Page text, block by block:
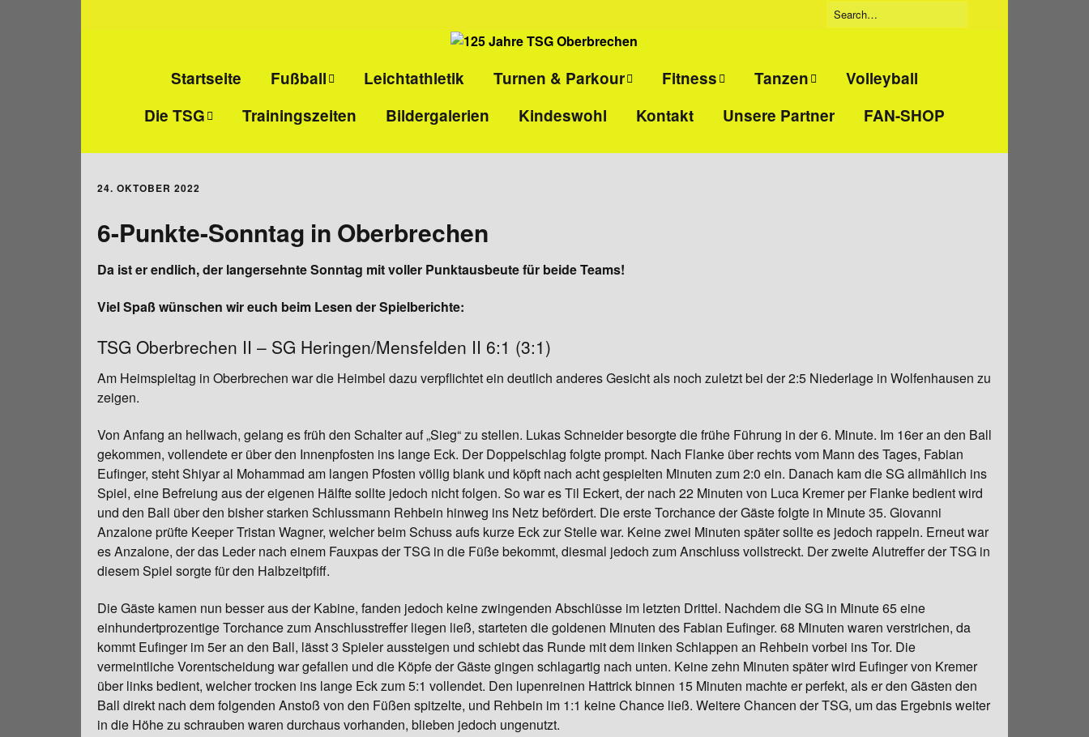
Startseite Fußball
Senioren-Fußball
Leichtathletik Turnen & Parkour
Eltern-Kind-Turnen
Fitness
Kinder-
Gymnastik
Tanzen
Tanzgruppe
Volleyball
Die TSG
Wir über uns
Abteilungs- und
Vereinsheim
Sportanlage
Chronik
Trainingszeiten Bildergalerien Kindeswohl Kontakt Unsere Partner FAN-SHOP
24. OKTOBER 2022
6-Punkte-Sonntag in Oberbrechen
Da ist er endlich, der langersehnte Sonntag mit voller Punktausbeute für beide Teams!
Viel Spaß wünschen wir euch beim Lesen der Spielberichte:
TSG Oberbrechen II – SG Heringen/Mensfelden II 6:1 (3:1)
Am Heimspieltag in Oberbrechen war die Heimbel dazu verpflichtet ein deutlich anderes Gesicht als noch zuletzt bei der 2:5 Niederlage in Wolfenhausen zu
zeigen.
Von Anfang an hellwach, gelang es früh den Schalter auf „Sieg“ zu stellen. Lukas Schneider besorgte die frühe Führung in der 6. Minute. Im 16er an den Ball
gekommen, vollendete er über den Innenpfosten ins lange Eck. Der Doppelschlag folgte prompt. Nach Flanke über rechts vom Mann des Tages, Fabian
Eufinger, steht Shiyar al Mohammad am langen Pfosten völlig blank und köpft nach acht gespielten Minuten zum 2:0 ein. Danach kam die SG allmählich ins
Spiel, eine Befreiung aus der eigenen Hälfte sollte jedoch nicht folgen. So war es Til Eckert, der nach 22 Minuten von Luca Kremer per Flanke bedient wird
und den Ball über den bisher starken Schlussmann Rehbein hinweg ins Netz befördert. Die erste Torchance der Gäste folgte in Minute 35. Giovanni
Anzalone prüfte Keeper Tristan Wagner, welcher beim Schuss aufs kurze Eck zur Stelle war. Keine zwei Minuten später sollte es jedoch rappeln. Erneut war
es Anzalone, der das Leder nach einem Fauxpas der TSG in die Füße bekommt, diesmal jedoch zum Anschluss vollstreckt. Der zweite Alutreffer der TSG in
diesem Spiel sorgte für den Halbzeitpfiff.
Die Gäste kamen nun besser aus der Kabine, fanden jedoch keine zwingenden Abschlüsse im letzten Drittel. Nachdem die SG in Minute 65 eine
einhundertprozentige Torchance zum Anschlusstreffer liegen ließ, starteten die goldenen Minuten des Fabian Eufinger. 68 Minuten waren verstrichen, da
kommt Eufinger im 5er an den Ball, lässt 3 Spieler aussteigen und schiebt das Runde mit dem linken Schlappen an Rehbein vorbei ins Tor. Die
vermeintliche Vorentscheidung war gefallen und die Köpfe der Gäste gingen schlagartig nach unten. Keine zehn Minuten später wird Eufinger von Kremer
über links bedient, welcher trocken ins lange Eck zum 5:1 vollendet. Den lupenreinen Hattrick binnen 15 Minuten machte er perfekt, als er den Gästen den
Ball direkt nach dem folgenden Anstoß von den Füßen spitzelte, und Rehbein im 1:1 keine Chance ließ. Weitere Chancen der TSG, um das Ergebnis weiter
in die Höhe zu schrauben waren durchaus vorhanden, blieben jedoch ungenutzt.